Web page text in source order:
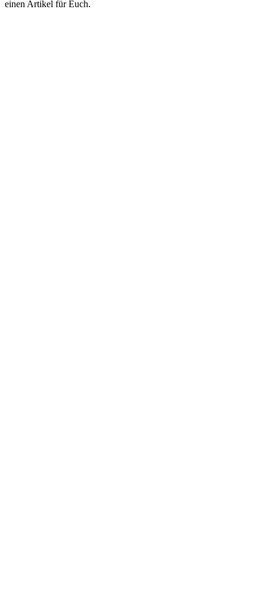
einen Artikel für Euch.